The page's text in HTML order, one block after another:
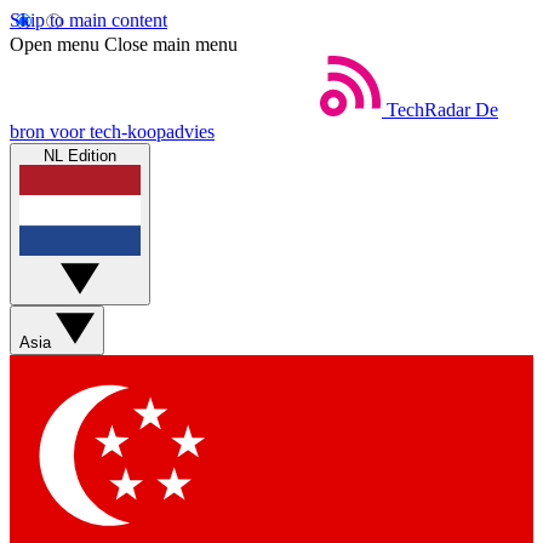
Skip to main content
Open menu Close main menu
TechRadar De
bron voor tech-koopadvies
NL Edition
Asia